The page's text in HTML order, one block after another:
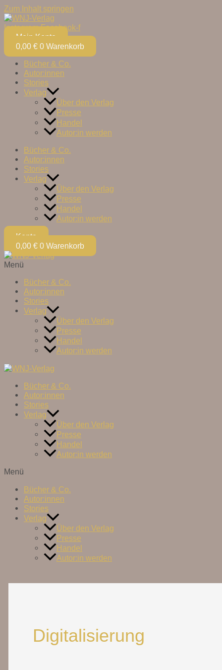
Zum Inhalt springen
Instagram Facebook-f
Mein Konto
0,00 € 0 Warenkorb
Bücher & Co.
Autor:innen
Stories
Verlag
Über den Verlag
Presse
Handel
Autor:in werden
Bücher & Co.
Autor:innen
Stories
Verlag
Über den Verlag
Presse
Handel
Autor:in werden
Konto
0,00 € 0 Warenkorb
Menü
Bücher & Co.
Autor:innen
Stories
Verlag
Über den Verlag
Presse
Handel
Autor:in werden
Bücher & Co.
Autor:innen
Stories
Verlag
Über den Verlag
Presse
Handel
Autor:in werden
Menü
Bücher & Co.
Autor:innen
Stories
Verlag
Über den Verlag
Presse
Handel
Autor:in werden
Digitalisierung